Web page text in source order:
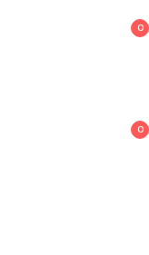
0
0